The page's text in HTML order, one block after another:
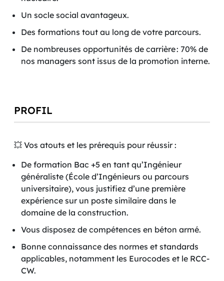
Un socle social avantageux.
Des formations tout au long de votre parcours.
De nombreuses opportunités de carrière : 70% de
nos managers sont issus de la promotion interne.
PROFIL
💥 Vos atouts et les prérequis pour réussir :
De formation Bac +5 en tant qu’Ingénieur
généraliste (École d’Ingénieurs ou parcours
universitaire), vous justifiez d’une première
expérience sur un poste similaire dans le
domaine de la construction.
Vous disposez de compétences en béton armé.
Bonne connaissance des normes et standards
applicables, notamment les Eurocodes et le RCC-
CW.